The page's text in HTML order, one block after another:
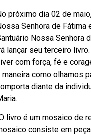
próximo dia 02 de
Senhora de Fátima
Nossa Senhora
lançar seu terceiro
com força, fé e
maneira como olhamos
diante da
livro é um mosaico de
consiste em